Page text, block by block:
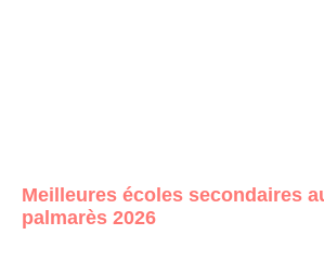
Meilleures écoles secondaires
palmarès 2026